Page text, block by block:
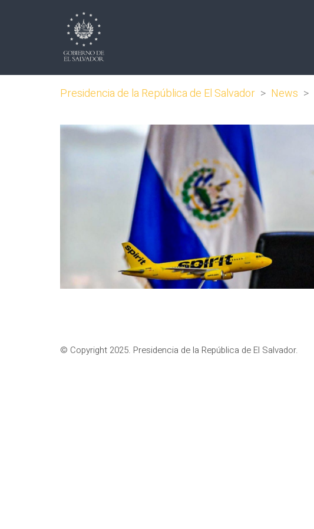
Presidencia de la República de El Salvador > News >
© Copyright 2025. Presidencia de la República de El Salvador.